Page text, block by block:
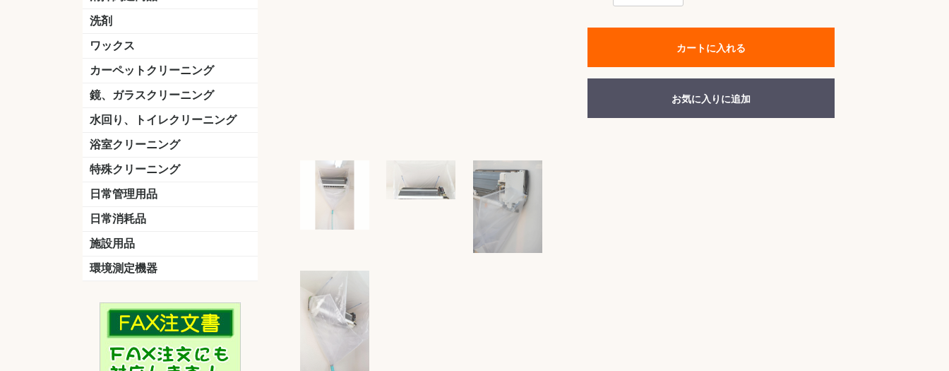
ダストカート
台車
移動式バレット
脚立
モップハンガー
サインボード
光沢計
カーペット汚染度計
洗剤
床用表面洗浄剤
ハクリ剤
厨房用
工場用
石材用
サビ用
木材用
タイル用
外壁用
壁面用
手あか用
病院用
除菌用
ワックス
樹脂ワックス
半樹脂ワックス
フローリング用
病院用ワックス
中性ワックス
石材用
木床用
その他
カーペットクリーニング
洗剤
ブラシ
パット
その他
鏡、ガラスクリーニング
ガラスワイパー
シャンパー(ウオッシャー)
ガラススクイジー
ケレン
ツールホルダー
洗剤 うろこ取り
天井・高所作業
水回り、トイレクリーニング
洗剤
尿石除去剤
水アカ除去剤
排水管つまり除去剤
消臭・防臭剤
道具
浴室クリーニング
洗剤
道具
特殊クリーニング
石材
エアコン
リンス&中和剤&前処理
外壁
その他
日常管理用品
クリーナー
洗濯用洗剤
油汚れ落とし
サビ取り剤
タバコ専用消臭
日常消耗品
トイレットペーパー
ペーパータオル
便座除菌クリーナー
ポリ袋
施設用品
マット・他
ベンチ
灰皿
傘立
くず入れ
環境測定機器
カートに入れる
お気に入りに追加